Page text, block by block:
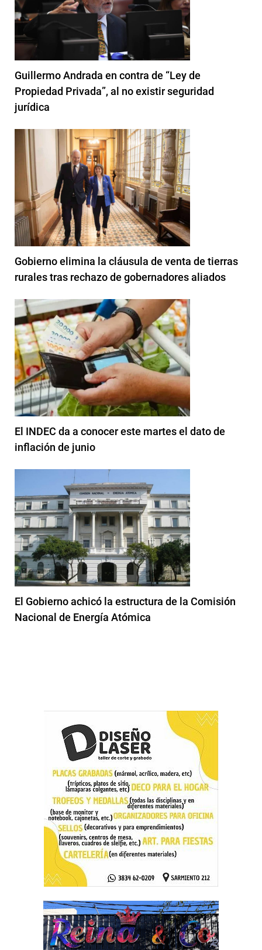
Guillermo Andrada en contra de “Ley de
Propiedad Privada”, al no existir seguridad
jurídica
Gobierno elimina la cláusula de venta de tierras
rurales tras rechazo de gobernadores aliados
El INDEC da a conocer este martes el dato de
inflación de junio
El Gobierno achicó la estructura de la Comisión
Nacional de Energía Atómica